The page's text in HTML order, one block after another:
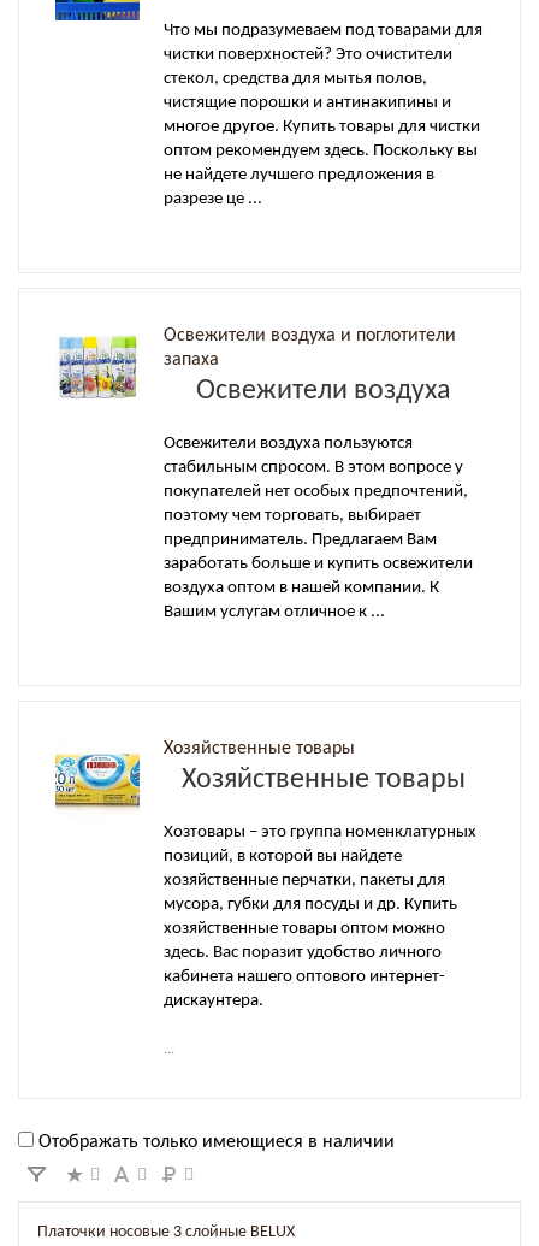
Что мы подразумеваем под товарами для
чистки поверхностей? Это очистители
стекол, средства для мытья полов,
чистящие порошки и антинакипины и
многое другое. Купить товары для чистки
оптом рекомендуем здесь. Поскольку вы
не найдете лучшего предложения в
разрезе це ...
Освежители воздуха и поглотители
запаха
Освежители воздуха
Освежители воздуха пользуются
стабильным спросом. В этом вопросе у
покупателей нет особых предпочтений,
поэтому чем торговать, выбирает
предприниматель. Предлагаем Вам
заработать больше и купить освежители
воздуха оптом в нашей компании. К
Вашим услугам отличное к ...
Хозяйственные товары
Хозяйственные товары
Хозтовары – это группа номенклатурных
позиций, в которой вы найдете
хозяйственные перчатки, пакеты для
мусора, губки для посуды и др. Купить
хозяйственные товары оптом можно
здесь. Вас поразит удобство личного
кабинета нашего оптового интернет-
дискаунтера.
...
Отображать только имеющиеся в наличии
Платочки носовые 3 слойные BELUX